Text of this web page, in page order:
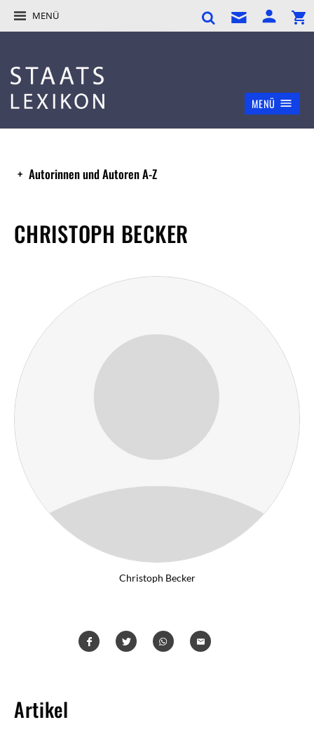
MENÜ
MENÜ
Autorinnen und Autoren A-Z
CHRISTOPH BECKER
Christoph Becker
Artikel